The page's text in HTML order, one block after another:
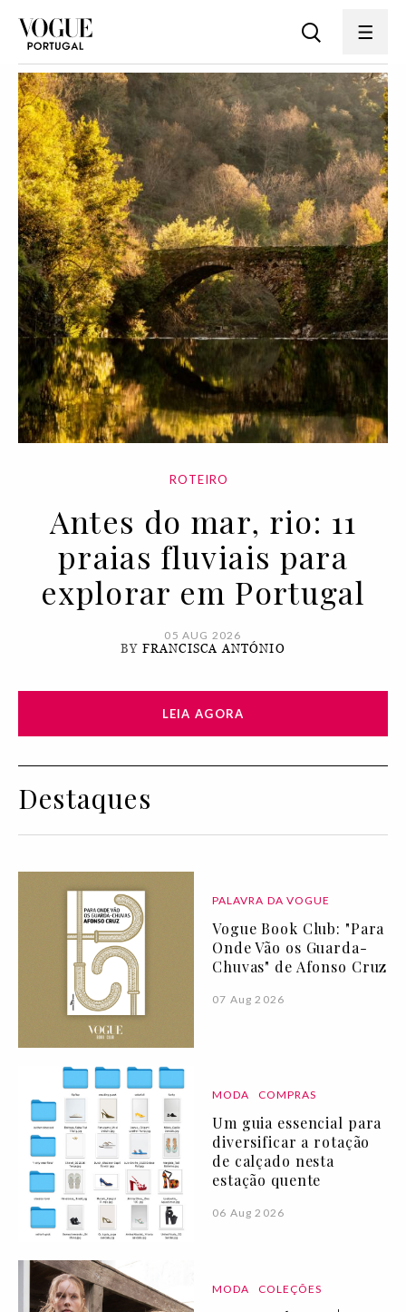
ROTEIRO
Antes do mar, rio: 11
praias fluviais para
explorar em Portugal
05 AUG 2026
BY FRANCISCA ANTÓNIO
LEIA AGORA
Destaques
PALAVRA DA VOGUE
Vogue Book Club: "Para
Onde Vão os Guarda-
Chuvas" de Afonso Cruz
07 Aug 2026
MODA COMPRAS
Um guia essencial para
diversificar a rotação
de calçado nesta
estação quente
06 Aug 2026
MODA COLEÇÕES